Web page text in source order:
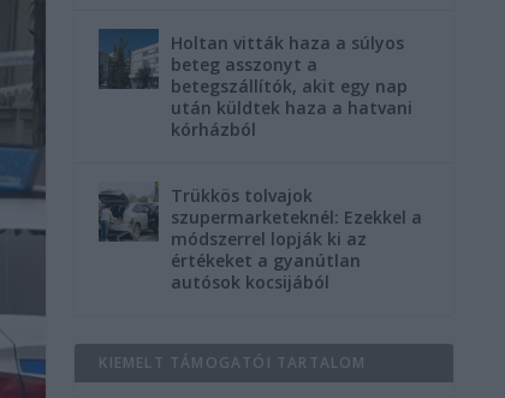
Holtan vitták haza a súlyos
beteg asszonyt a
betegszállítók, akit egy nap
után küldtek haza a hatvani
kórházból
Trükkös tolvajok
szupermarketeknél: Ezekkel a
módszerrel lopják ki az
értékeket a gyanútlan
autósok kocsijából
KIEMELT TÁMOGATÓI TARTALOM